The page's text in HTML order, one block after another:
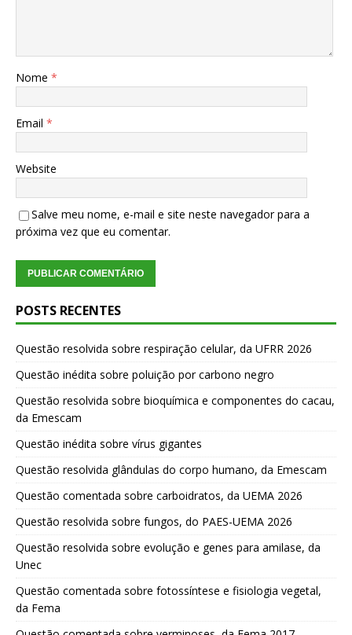
Nome *
Email *
Website
Salve meu nome, e-mail e site neste navegador para a
próxima vez que eu comentar.
POSTS RECENTES
Questão resolvida sobre respiração celular, da UFRR 2026
Questão inédita sobre poluição por carbono negro
Questão resolvida sobre bioquímica e componentes do cacau,
da Emescam
Questão inédita sobre vírus gigantes
Questão resolvida glândulas do corpo humano, da Emescam
Questão comentada sobre carboidratos, da UEMA 2026
Questão resolvida sobre fungos, do PAES-UEMA 2026
Questão resolvida sobre evolução e genes para amilase, da
Unec
Questão comentada sobre fotossíntese e fisiologia vegetal,
da Fema